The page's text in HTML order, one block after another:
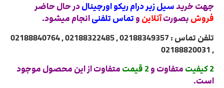
جهت خریدسیل زیر درام ریکو اورجینالدر حال حاضر
فروش بصورتآنلاین و تماس تلفنیانجام میشود.
تلفن تماس : 02188349357 , 02188322485 , 02188840764
, 02188820031
2 کیفیت
متفاوت و 2 قیمت
متفاوت از این محصول موجود
است.